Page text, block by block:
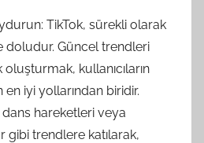
TikTok, sürekli olarak
doludur. Güncel trendleri
kullanıcıların
iyi yollarından biridir.
hareketleri veya
gibi trendlere katılarak,